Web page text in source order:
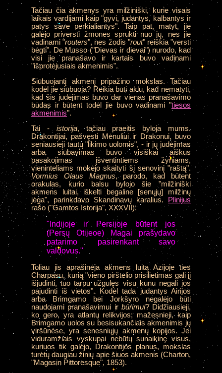
Tačiau čia akmenys yra milžiniški, kurie visais
laikais vardijami kaip "gyvi, judantys, kalbantys ir
patys save perkialiantys". Taip pat, matyt, jie
galėjo priversti žmones sprukti nuo jų, nes jie
vadinami "routers", nes žodis "rout" reiškia "versti
bėgti". De Musso ("Dievas ir dievai") nurodo, kad
visi jie pranašavo ir kartais buvo vadinami
"išprotėjusiais akmenimis".
Siūbuojantį akmenį pripažino mokslas. Tačiau
kodėl jie siūbuoja? Reikia būti aklu, kad nematyti,
kad šis judėjimas buvo dar vienas pranašavimo
būdas ir būtent todėl jie buvo vadinami "tiesos
akmenimis".
Tai - istorija, tačiau praeitis byloja mums.
Drakontijai, pašvęsti Mėnuliui ir Drakonui, buvo
seniausieji tautų "likimo uolomis", - ir jų judėjimas
arba siūbavimas buvo visiškai aiškus
pasakojimas įšventintiems žyniams,
vieninteliams mokėjo skaityti šį senovinį "raštą".
Vormius
Olaus Magnus, parodo, kad būtent
orakulas, kurio balsu bylojo šie "milžiniški
akmens luitai, iškelti begaline [senųjų] milžinų
jėga", parinkdavo Skandinavų karalius. Plinijus
rašo ("Gamtos Istorija", XXXVII):
"Indijoje ir Persijoje būtent jos
(Persų Otijeoe) Magai prašydavo
patarimo pasirenkant savo
valdovus."
Toliau jis aprašinėja akmens luitą Azijoje ties
Charpasu, kurią "vieno pirštelio prisilietimas gali jį
išjudinti, tuo tarpu užgulęs visu kūnu negali jos
pajudinti iš vietos". Kodėl tada judantys Airijos
arba Brimgamo bei Jorkšyro negalėjo būti
naudojami pranašavimui ir būrimui? Didžiausieji,
ko gero, yra atlantų relikvijos; mažesnieji, kaip
Brimgamo uolos su besisukančiais akmenimis jų
viršūnėse, yra senesniųjų akmenų kopijos. Jei
viduramžiais vyskupai nebūtų sunaikinę visus,
kuriuos tik galėjo, Drakontijos planus, mokslas
turėtų daugiau žinių apie šiuos akmenis (Charton,
"Magasin Pittoresque", 1853).